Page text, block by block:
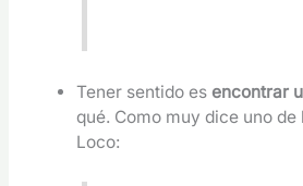
Tener sentido esencontrar
qué. Como muy dice uno de
Loco: